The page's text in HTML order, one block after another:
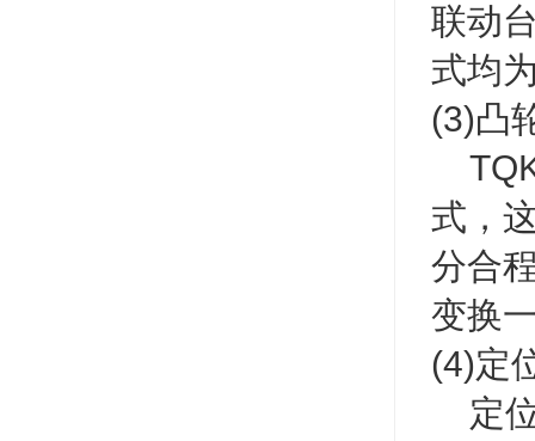
联动
式均
(3)凸
式，
分合
变换
(4)定
定位